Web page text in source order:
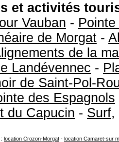
et activités
Vauban -
de Morgat -
de la
Landévennec -
de Saint-Pol-
des Espagnols
du Capucin - Surf,
: location Crozon-Morgat - location Camaret-sur